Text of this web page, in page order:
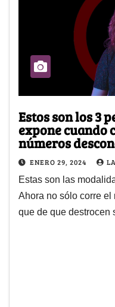
Estos son los 3
expone cuando
números
ENERO 29, 2024
Estas son las
Ahora no sólo corre
que de que destrocen